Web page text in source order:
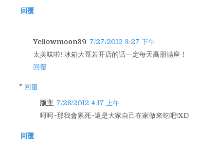
回覆
Yellowmoon39 7/27/2012 3:27 下午
太美味啦! 冰箱大哥若开店的话一定每天高朋满座！
回覆
回覆
版主 7/28/2012 4:17 上午
呵呵~那我會累死~還是大家自己在家做來吃吧!XD
回覆